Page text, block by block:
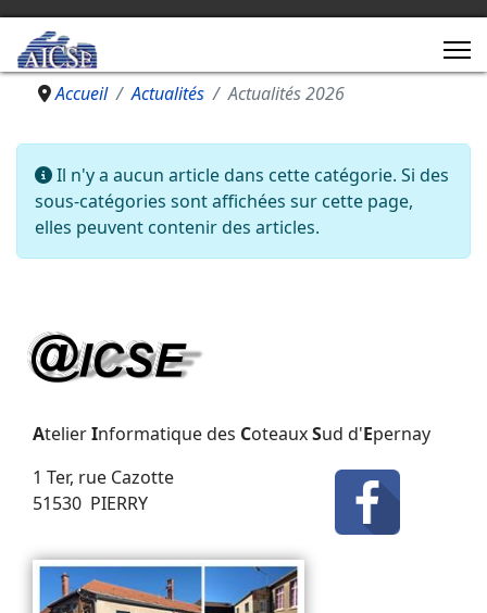
Accueil Actualités Actualités 2026
Information
Il n'y a aucun article dans cette catégorie. Si des
sous-catégories sont affichées sur cette page,
elles peuvent contenir des articles.
AtelierInformatique des CoteauxSud d'Epernay
1 Ter, rue Cazotte
51530 PIERRY